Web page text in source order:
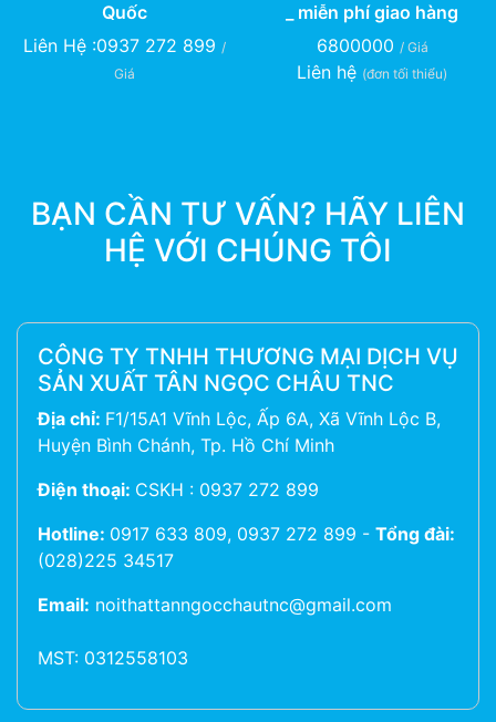
Quốc
Liên Hệ :0937 272 899 /
Giá
_ miễn phí giao hàng
6800000 / Giá
Liên hệ (đơn tối thiểu)
BẠN CẦN TƯ VẤN? HÃY LIÊN
HỆ VỚI CHÚNG TÔI
CÔNG TY TNHH THƯƠNG MẠI DỊCH VỤ
SẢN XUẤT TÂN NGỌC CHÂU TNC
Địa chỉ: F1/15A1 Vĩnh Lộc, Ấp 6A, Xã Vĩnh Lộc B,
Huyện Bình Chánh, Tp. Hồ Chí Minh
Điện thoại: CSKH : 0937 272 899
Hotline: 0917 633 809, 0937 272 899 - Tổng đài:
(028)225 34517
Email: noithattanngocchautnc@gmail.com
MST: 0312558103